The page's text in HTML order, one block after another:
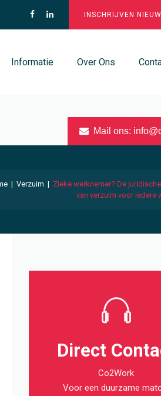
INSCHRIJVEN
Informatie Over Ons
Mail ons:
| Verzuim | Zieke werknemer? De
van verzuim voor iedere
Direct
Co2Work
Voor een duurzame